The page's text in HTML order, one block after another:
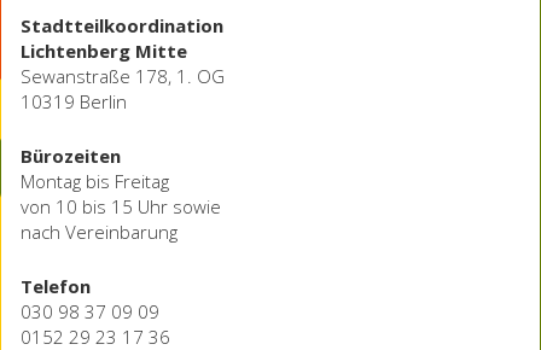
Stadtteilkoordination
Lichtenberg Mitte
Sewanstraße 178, 1. OG
10319 Berlin
Bürozeiten
Montag bis Freitag
von 10 bis 15 Uhr sowie
nach Vereinbarung
Telefon
030 98 37 09 09
0152 29 23 17 36